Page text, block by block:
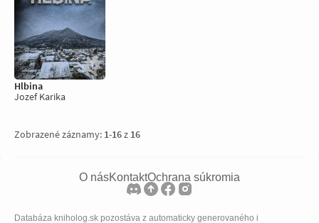
Hlbina
Jozef Karika
Zobrazené záznamy: 1-16z 16
O násKontaktOchrana súkromia
Databáza kniholog.sk pozostáva z automaticky generovaného i